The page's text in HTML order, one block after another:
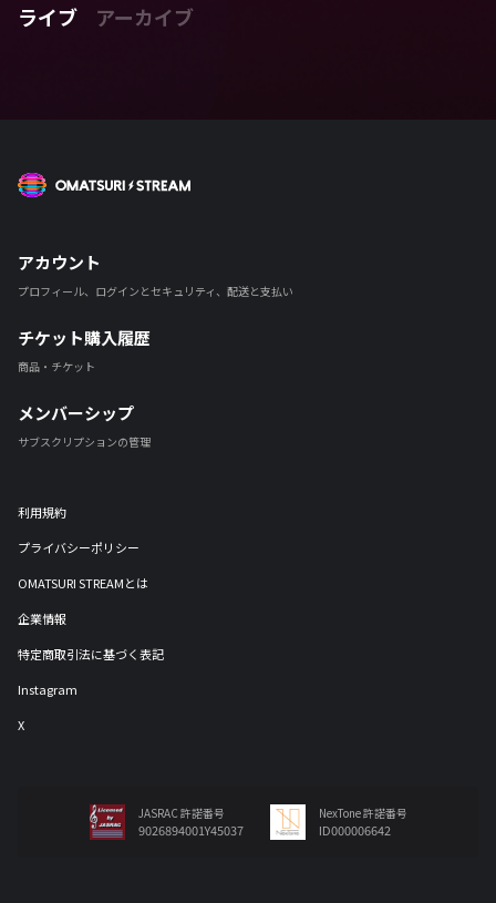
ライブ アーカイブ
アカウント
プロフィール、ログインとセキュリティ、配送と支払い
チケット購入履歴
商品・チケット
メンバーシップ
サブスクリプションの管理
利用規約
プライバシーポリシー
OMATSURI STREAMとは
企業情報
特定商取引法に基づく表記
Instagram
X
JASRAC 許諾番号
9026894001Y45037
NexTone 許諾番号
ID000006642